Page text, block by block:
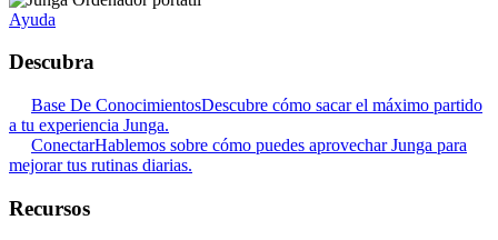
Ayuda
Descubra
Base De ConocimientosDescubre cómo sacar el máximo partido
a tu experiencia Junga.
ConectarHablemos sobre cómo puedes aprovechar Junga para
mejorar tus rutinas diarias.
Recursos